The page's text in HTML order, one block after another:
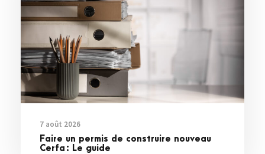
7 août 2026
Faire un permis de construire nouveau
Cerfa : Le guide